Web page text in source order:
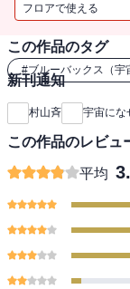
フロアで使える
この作品のタグ
#ブルーバックス（宇
新刊通知
村山斉 宇宙にな
この作品のレビュ
平均